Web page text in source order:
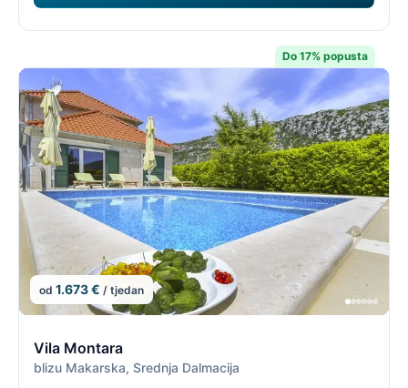
Do 17% popusta
od 1.673 € / tjedan
Vila Montara
blizu Makarska, Srednja Dalmacija